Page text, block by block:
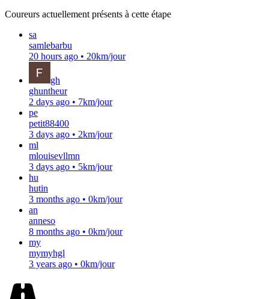
Coureurs actuellement présents à cette étape
sa
samlebarbu
20 hours ago • 20km/jour
gh
ghuntheur
2 days ago • 7km/jour
pe
petit88400
3 days ago • 2km/jour
ml
mlouisevllmn
3 days ago • 5km/jour
hu
hutin
3 months ago • 0km/jour
an
anneso
8 months ago • 0km/jour
my
mymyhgl
3 years ago • 0km/jour